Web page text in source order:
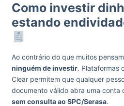
Como investir
estando
Ao contrário do que muitos
ninguém de investir. Plataformas
Clear permitem que qualquer
documento válido abra uma conta
sem consulta ao SPC/Serasa.